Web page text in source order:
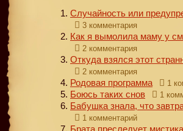
Случайность или
3 комментария
Как я вымолила маму у
2 комментария
Откуда взялся этот
2 комментария
Родовая программа 1
Боюсь таких снов 1
Бабушка знала, что
1 комментарий
Брата преследует мистика